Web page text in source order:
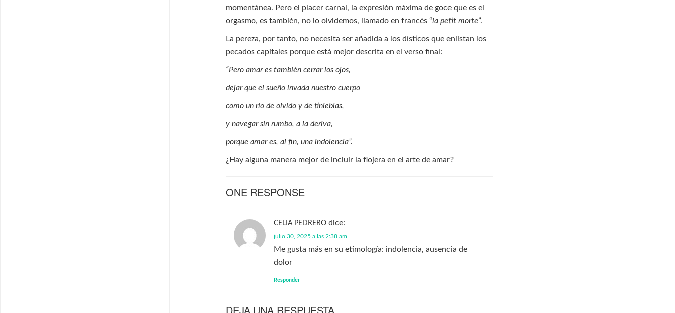
momentánea. Pero el placer carnal, la expresión máxima de goce que es el
orgasmo, es también, no lo olvidemos, llamado en francés “la petit morte”.
La pereza, por tanto, no necesita ser añadida a los dísticos que enlistan los
pecados capitales porque está mejor descrita en el verso final:
“Pero amar es también cerrar los ojos,
dejar que el sueño invada nuestro cuerpo
como un río de olvido y de tinieblas,
y navegar sin rumbo, a la deriva,
porque amar es, al fin, una indolencia”.
¿Hay alguna manera mejor de incluir la flojera en el arte de amar?
ONE RESPONSE
CELIA PEDRERO dice:
julio 30, 2025 a las 2:38 am
Me gusta más en su etimología: indolencia, ausencia de
dolor
Responder